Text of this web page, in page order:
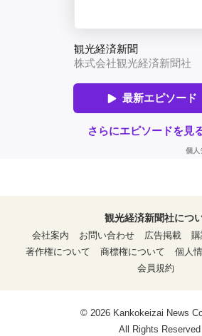
観光経済新聞社につ
会社案内
お問い合わせ 広告掲載
著作権について
商標権について
個人
会員規約
© 2026 Kankokeizai News
All Rights Reserved